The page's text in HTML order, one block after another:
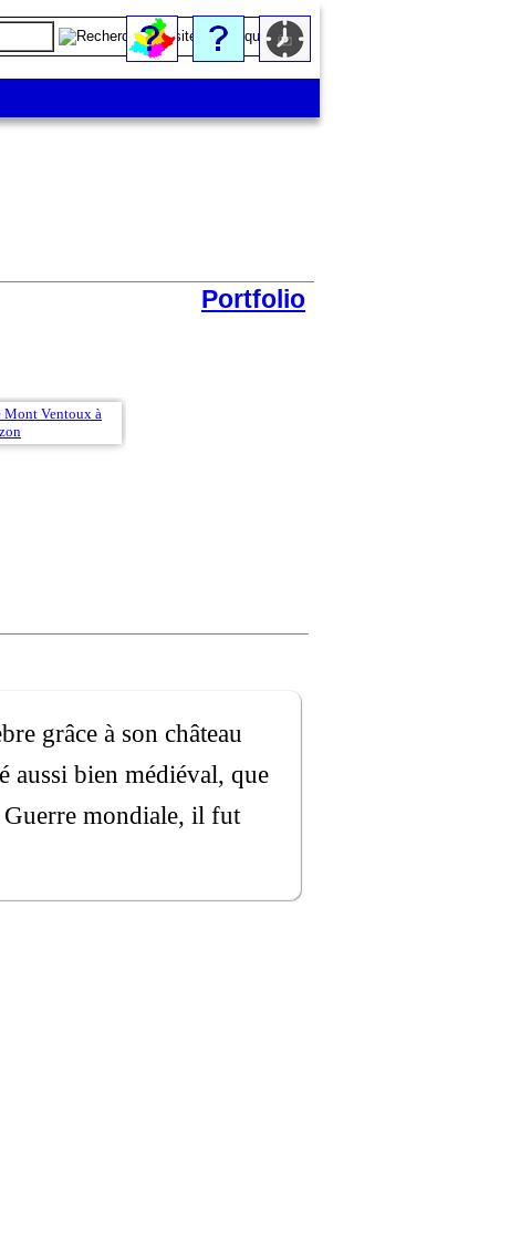
Portfolio
grâce à son château
aussi bien médiéval, que
Guerre mondiale, il fut